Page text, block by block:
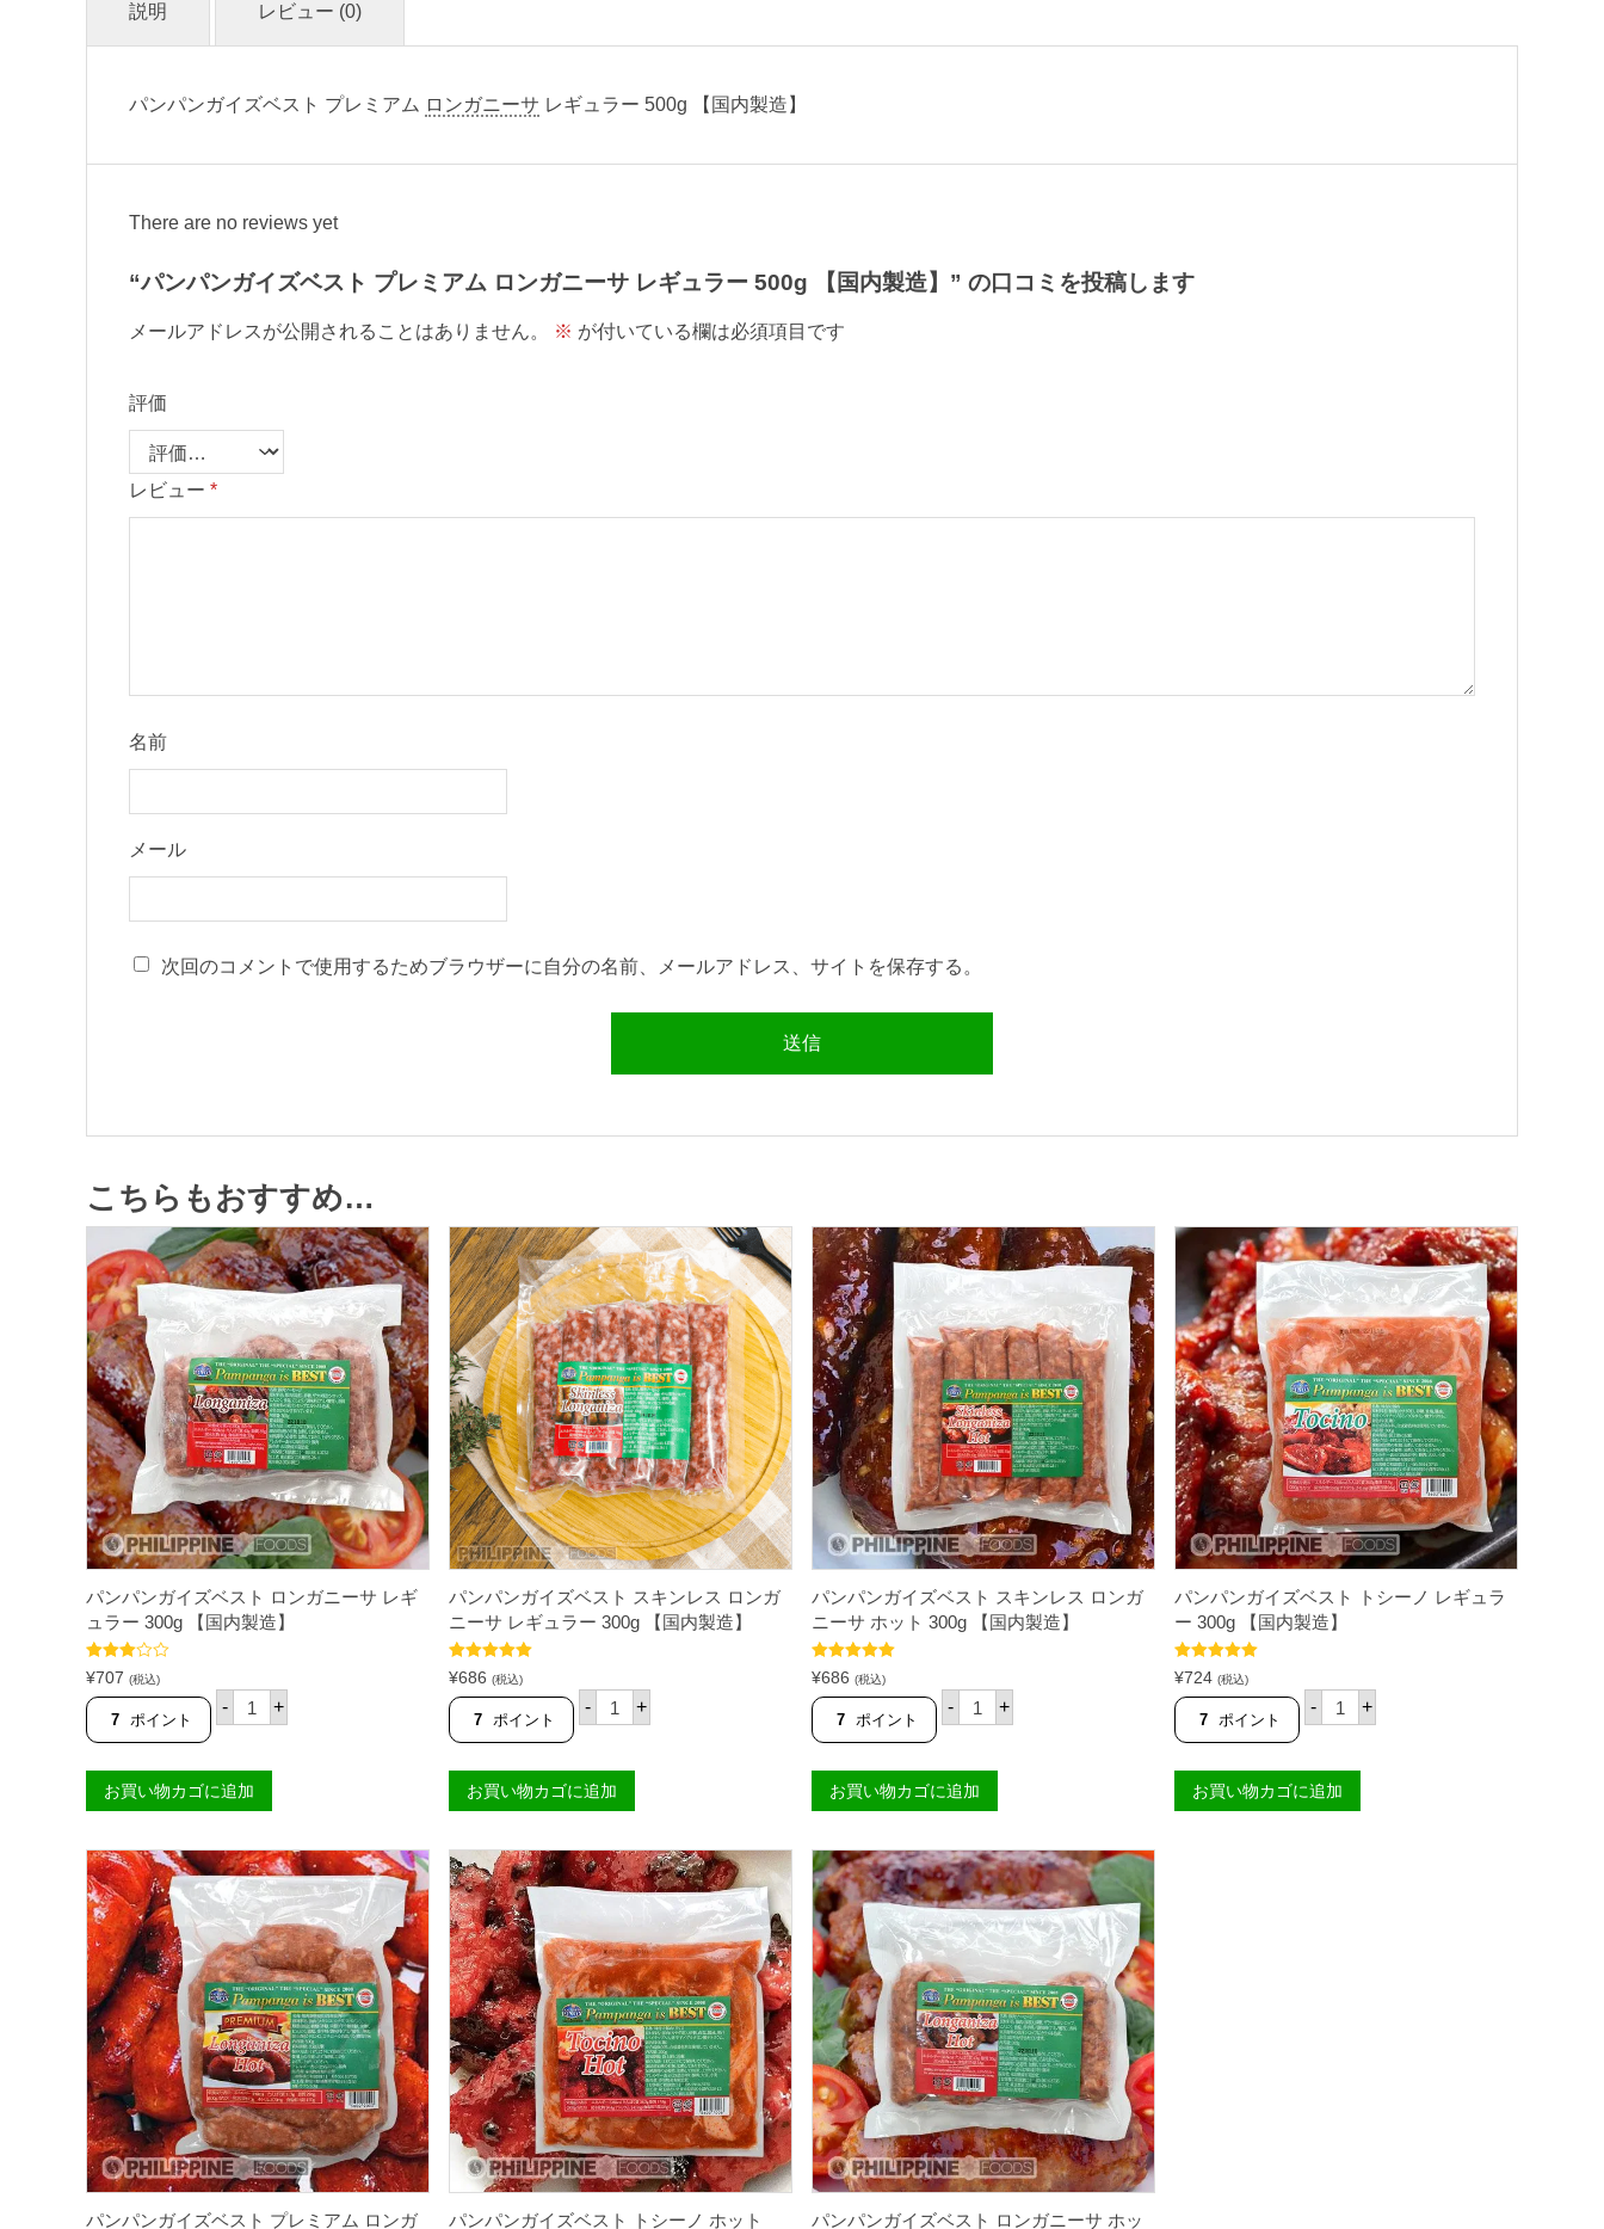
説明 レビュー (0)
パンパンガイズベスト プレミアム ロンガニーサ レギュラー 500g 【国内製造】
There are no reviews yet
“パンパンガイズベスト プレミアム ロンガニーサ レギュラー 500g 【国内製造】” の口コミを投稿します
メールアドレスが公開されることはありません。 ※ が付いている欄は必須項目です
評価
レビュー *
名前
メール
次回のコメントで使用するためブラウザーに自分の名前、メールアドレス、サイトを保存する。
こちらもおすすめ…
パンパンガイズベスト ロンガニーサ レギ
ュラー 300g 【国内製造】
5段階中
3.75 の評
価
¥707 (税込)
7 ポイント
- パ
ン
ガ
イ
ズ
ス
ト
ロ
ン
ガ
ニ
ー
サ
レ
ギ
ュ
ラ
ー
3
0
0
g
【
国
内
+
お買い物カゴに追加
パンパンガイズベスト スキンレス ロンガ
ニーサ レギュラー 300g 【国内製造】
5段階中5.00
の評価
¥686 (税込)
7 ポイント
- パ
ン
ガ
イ
ズ
ス
ト
ス
レ
ス
ロ
ン
ガ
ニ
ー
サ
レ
ギ
ュ
ラ
ー
3
0
+
お買い物カゴに追加
パンパンガイズベスト スキンレス ロンガ
ニーサ ホット 300g 【国内製造】
5段階中5.00
の評価
¥686 (税込)
7 ポイント
- パ
ン
ガ
イ
ズ
ス
ト
ス
キ
ン
レ
ロ
ン
ガ
ニ
ー
サ
ホ
ッ
ト
3
0
0
g
+
お買い物カゴに追加
パンパンガイズベスト トシーノ レギュラ
ー 300g 【国内製造】
5段階中5.00
の評価
¥724 (税込)
7 ポイント
- パ
ン
ガ
イ
ズ
+
お買い物カゴに追加
パンパンガイズベスト プレミアム ロンガ パンパンガイズベスト トシーノ ホット パンパンガイズベスト ロンガニーサ ホッ